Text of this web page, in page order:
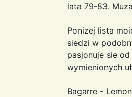
lata 79-83.
Ponizej lista
siedzi w
pasjonuje sie
wymienionych
Bagarre -